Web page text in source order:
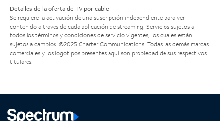
Detalles de la oferta de TV por cable
Se requiere la activación de una suscripción independiente para ver
contenido a través de cada aplicación de streaming. Servicios sujetos a
todos los términos y condiciones de servicio vigentes, los cuales están
sujetos a cambios. ©2025 Charter Communications. Todas las demás marcas
comerciales y los logotipos presentes aquí son propiedad de sus respectivos
titulares.